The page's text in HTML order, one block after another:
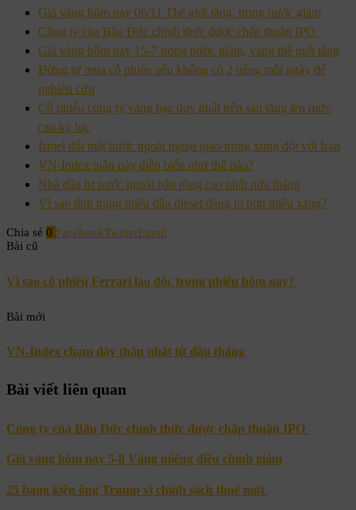
Giá vàng hôm nay 06/11 Thế giới tăng, trong nước giảm
Công ty của Bầu Đức chính thức được chấp thuận IPO
Giá vàng hôm nay 15-7 trong nước giảm, vàng thế giới tăng
Đừng tự mua cổ phiếu nếu không có 2 tiếng mỗi ngày để
nghiên cứu
Cổ phiếu công ty vàng bạc duy nhất trên sàn tăng lên mức
cao kỷ lục
Israel đối mặt bước ngoặt ngoại giao trong xung đột với Iran
VN-Index tuần này diễn biến như thế nào?
Nhà đầu tư nước ngoài bán ròng cao nhất nửa tháng
Vì sao tình trạng thiếu dầu diesel đáng lo hơn thiếu xăng?
Chia sẻ 0 FacebookTwitterEmail
Bài cũ
Vì sao cổ phiếu Ferrari lao dốc trong phiên hôm nay?
Bài mới
VN-Index chạm đáy thấp nhất từ đầu tháng
Bài viết liên quan
Công ty của Bầu Đức chính thức được chấp thuận IPO
Giá vàng hôm nay 5-8 Vàng miếng điều chỉnh giảm
25 bang kiện ông Trump vì chính sách thuế mới